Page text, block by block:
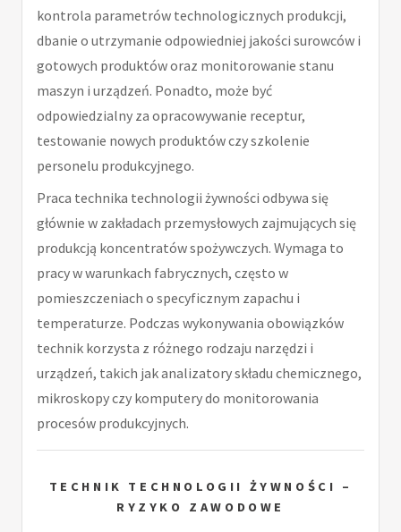
kontrola parametrów technologicznych produkcji,
dbanie o utrzymanie odpowiedniej jakości surowców i
gotowych produktów oraz monitorowanie stanu
maszyn i urządzeń. Ponadto, może być
odpowiedzialny za opracowywanie receptur,
testowanie nowych produktów czy szkolenie
personelu produkcyjnego.
Praca technika technologii żywności odbywa się
głównie w zakładach przemysłowych zajmujących się
produkcją koncentratów spożywczych. Wymaga to
pracy w warunkach fabrycznych, często w
pomieszczeniach o specyficznym zapachu i
temperaturze. Podczas wykonywania obowiązków
technik korzysta z różnego rodzaju narzędzi i
urządzeń, takich jak analizatory składu chemicznego,
mikroskopy czy komputery do monitorowania
procesów produkcyjnych.
TECHNIK TECHNOLOGII ŻYWNOŚCI –
RYZYKO ZAWODOWE